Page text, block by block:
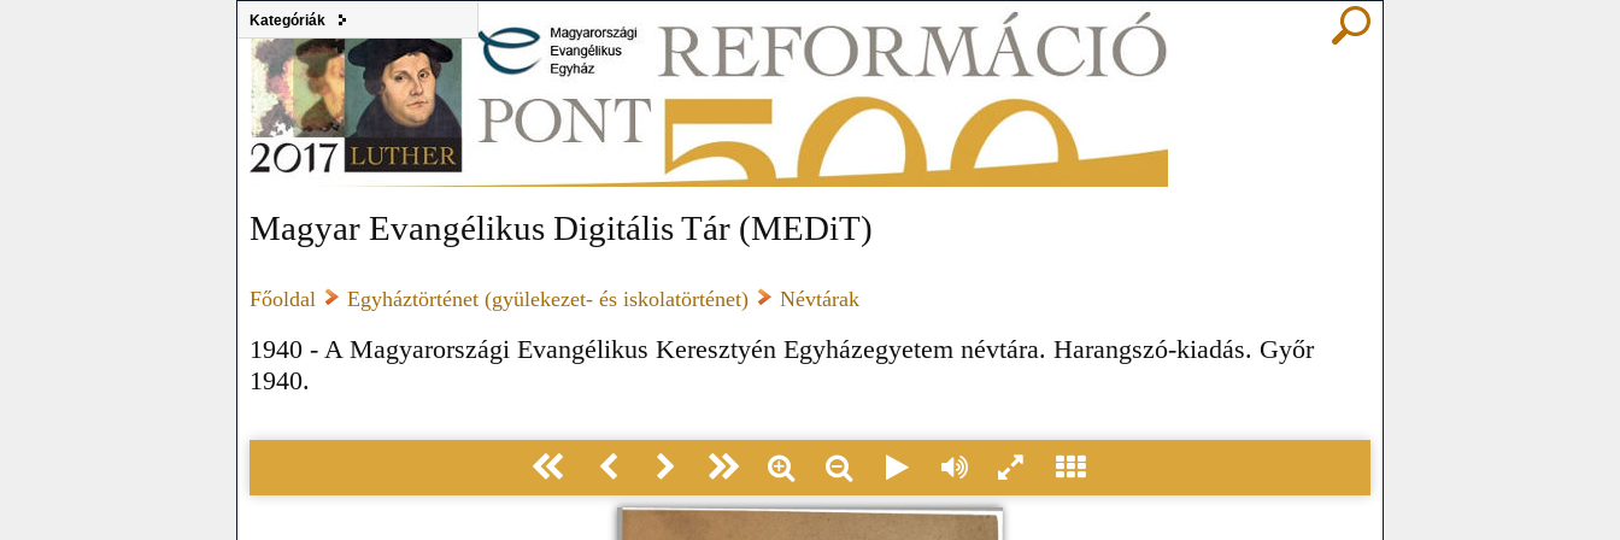
Kategóriák
Magyar Evangélikus Digitális Tár (MEDiT)
Főoldal Egyháztörténet (gyülekezet- és iskolatörténet) Névtárak
1940 - A Magyarországi Evangélikus Keresztyén Egyházegyetem névtára. Harangszó-kiadás. Győr
1940.